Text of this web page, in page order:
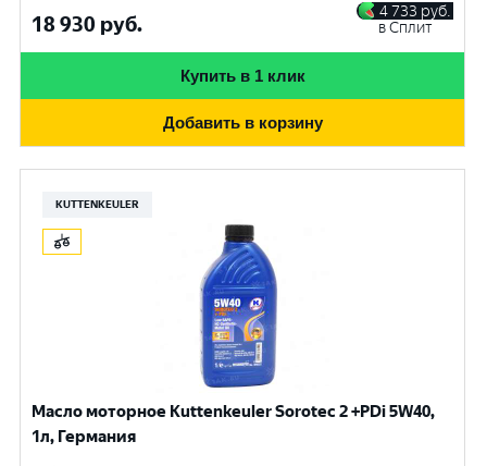
18 930 руб.
4 733 руб.
в Сплит
Купить в 1 клик
Добавить в корзину
KUTTENKEULER
Масло моторное Kuttenkeuler Sorotec 2 +PDi 5W40,
1л, Германия